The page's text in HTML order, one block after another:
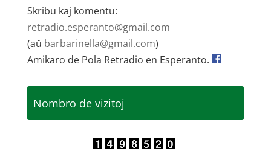
Skribu kaj komentu:
retradio.esperanto@gmail.com
(aŭ barbarinella@gmail.com)
Amikaro de Pola Retradio en Esperanto.
Nombro de vizitoj